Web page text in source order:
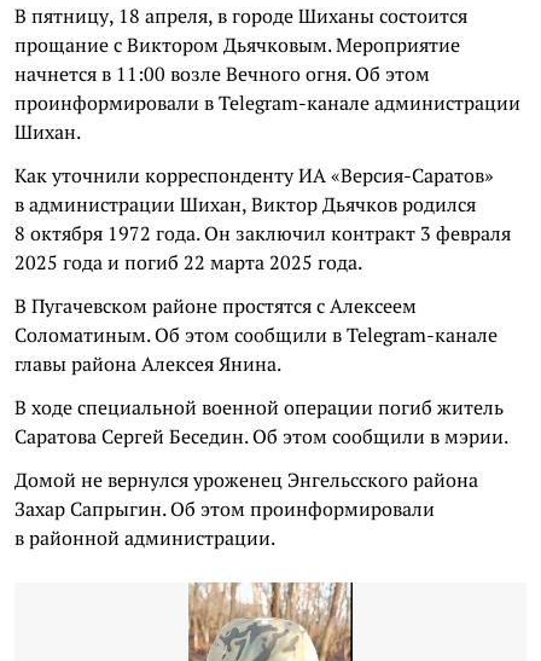
В пятницу, 18 апреля, в городе Шиханы состоится
прощание с Виктором Дьячковым. Мероприятие
начнется в 11:00 возле Вечного огня. Об этом
проинформировали в Telegram-канале администрации
Шихан.
Как уточнили корреспонденту ИА «Версия-Саратов»
в администрации Шихан, Виктор Дьячков родился
8 октября 1972 года. Он заключил контракт 3 февраля
2025 года и погиб 22 марта 2025 года.
В Пугачевском районе простятся с Алексеем
Соломатиным. Об этом сообщили в Telegram-канале
главы района Алексея Янина.
В ходе специальной военной операции погиб житель
Саратова Сергей Беседин. Об этом сообщили в мэрии.
Домой не вернулся уроженец Энгельсского района
Захар Сапрыгин. Об этом проинформировали
в районной администрации.